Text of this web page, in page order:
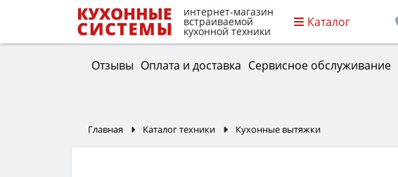
интернет-магазин
встраиваемой
кухонной техники
Каталог
Отзывы Оплата и доставка Сервисное обслуживание
Главная Каталог техники Кухонные вытяжки